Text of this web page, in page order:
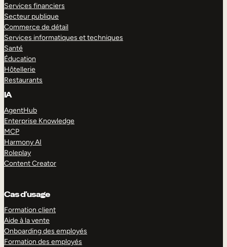
Services financiers
Secteur publique
Commerce de détail
Services informatiques et techniques
Santé
Éducation
Hôtellerie
Restaurants
IA
AgentHub
Enterprise Knowledge
MCP
Harmony AI
Roleplay
Content Creator
Cas d’usage
Formation client
Aide à la vente
Onboarding des employés
Formation des employés